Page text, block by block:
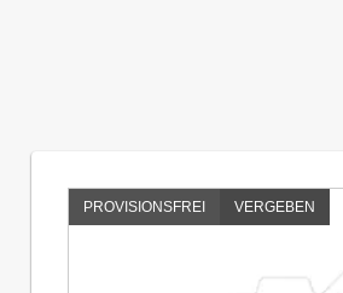
PROVISIONSFREI VERGEBEN